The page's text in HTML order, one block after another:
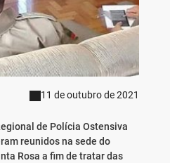
11 de outubro de 2021
de Polícia Ostensiva
reunidos na sede do
Rosa a fim de tratar das